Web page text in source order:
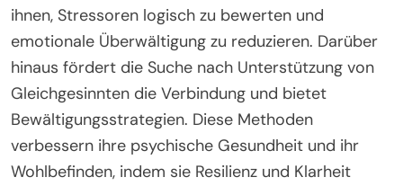
ihnen, Stressoren logisch zu bewerten und
emotionale Überwältigung zu reduzieren. Darüber
hinaus fördert die Suche nach Unterstützung von
Gleichgesinnten die Verbindung und bietet
Bewältigungsstrategien. Diese Methoden
verbessern ihre psychische Gesundheit und ihr
Wohlbefinden, indem sie Resilienz und Klarheit